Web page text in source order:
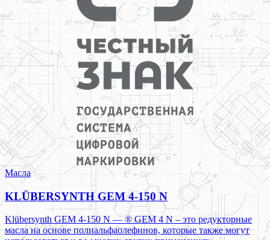
Масла
KLÜBERSYNTH GEM 4-150 N
Klübersynth GEM 4-150 N — ® GEM 4 N – это редукторные
масла на основе полиальфаолефинов, которые также могут